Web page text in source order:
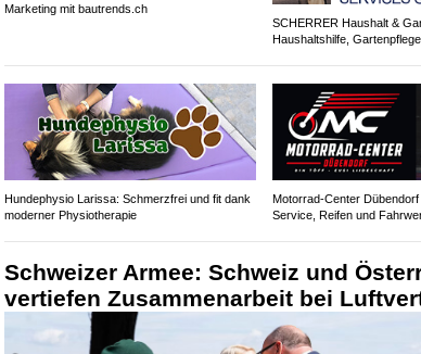
Marketing mit bautrends.ch
SCHERRER Haushalt &
Haushaltshilfe,
Hundephysio Larissa: Schmerzfrei und fit dank
moderner Physiotherapie
Motorrad-Center
Service, Reifen und
Schweizer Armee: Schweiz und
vertiefen Zusammenarbeit bei